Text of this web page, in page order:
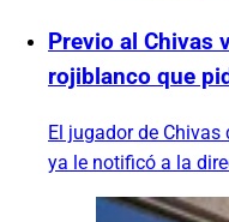
Previo al Chivas
rojiblanco que
El jugador de
ya le notificó a la